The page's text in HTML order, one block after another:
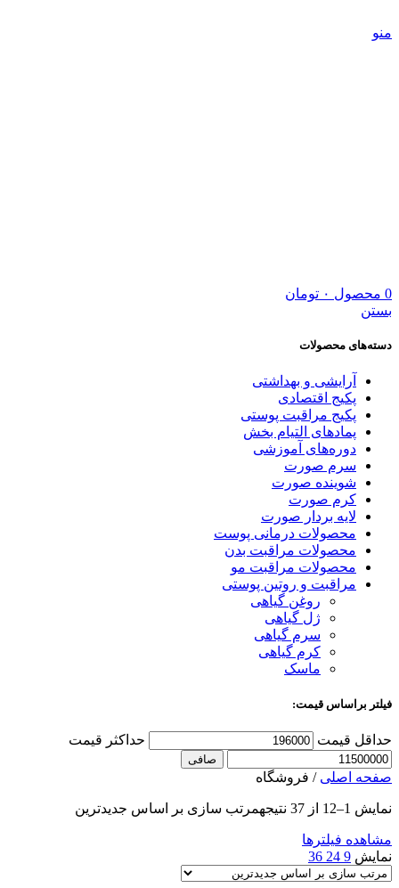
منو
0 محصول ۰ تومان
بستن
دسته‌های محصولات
آرایشی و بهداشتی
پکیج اقتصادی
پکیج مراقبت پوستی
پمادهای التیام بخش
دوره‌های آموزشی
سرم صورت
شوینده صورت
کرم صورت
لایه بردار صورت
محصولات درمانی پوست
محصولات مراقبت بدن
محصولات مراقبت مو
مراقبت و روتین پوستی
روغن گیاهی
ژل گیاهی
سرم گیاهی
کرم گیاهی
ماسک
فیلتر براساس قیمت:
حداقل قیمت حداكثر قيمت
صافی
صفحه اصلی / فروشگاه
نمایش 1–12 از 37 نتیجه مرتب سازی بر اساس جدیدترین
مشاهده فیلترها
نمایش 9
24
36